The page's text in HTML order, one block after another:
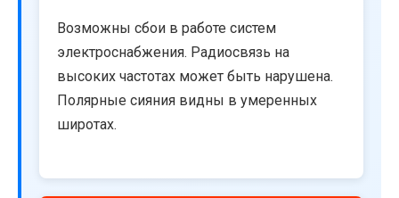
Возможны сбои в работе систем
электроснабжения. Радиосвязь на
высоких частотах может быть нарушена.
Полярные сияния видны в умеренных
широтах.